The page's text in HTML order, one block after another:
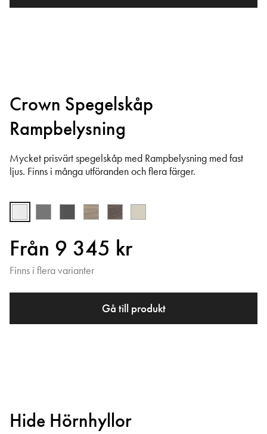
Crown Spegelskåp
Rampbelysning
Mycket prisvärt spegelskåp med Rampbelysning med fast
ljus. Finns i många utföranden och flera färger.
Från 9 345 kr
Finns i flera varianter
Gå till produkt
Hide Hörnhyllor